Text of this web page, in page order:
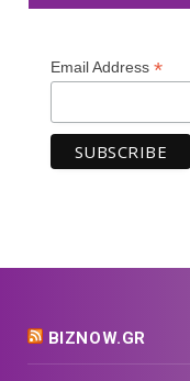
Email Address *
BIZNOW.GR